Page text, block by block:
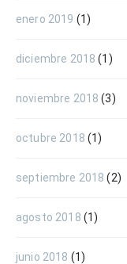
enero 2019 (1)
diciembre 2018 (1)
noviembre 2018 (3)
octubre 2018 (1)
septiembre 2018 (2)
agosto 2018 (1)
junio 2018 (1)